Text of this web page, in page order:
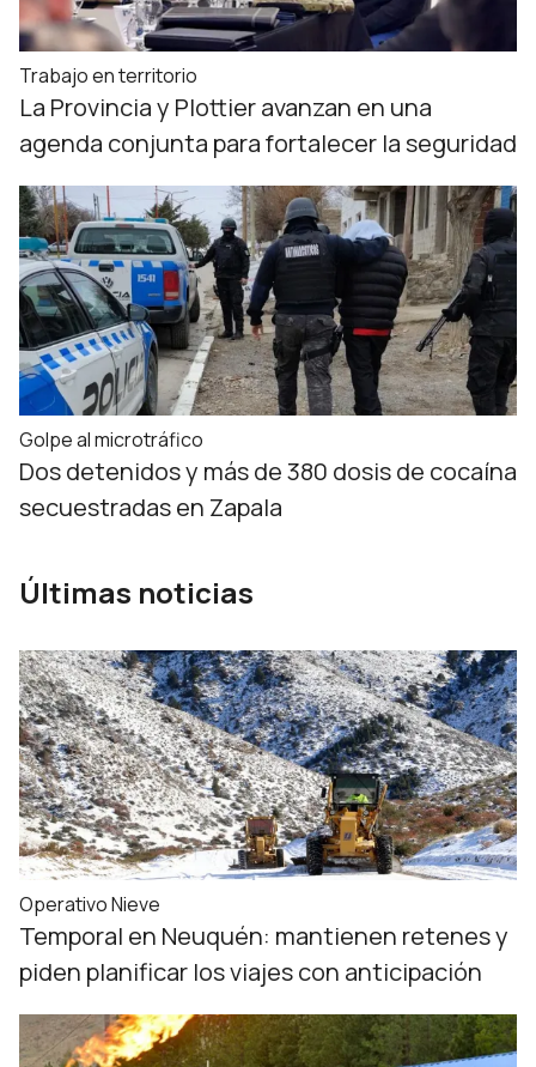
Trabajo en territorio
La Provincia y Plottier avanzan en una
agenda conjunta para fortalecer la seguridad
Golpe al microtráfico
Dos detenidos y más de 380 dosis de cocaína
secuestradas en Zapala
Últimas noticias
Operativo Nieve
Temporal en Neuquén: mantienen retenes y
piden planificar los viajes con anticipación